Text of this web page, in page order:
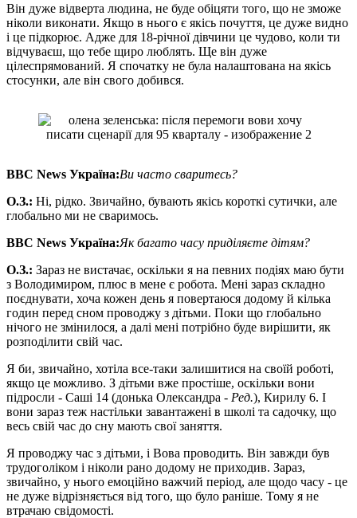
Він дуже відверта людина, не буде обіцяти того, що не зможе
ніколи виконати. Якщо в нього є якісь почуття, це дуже видно
і це підкорює. Адже для 18-річної дівчини це чудово, коли ти
відчуваєш, що тебе щиро люблять. Ще він дуже
цілеспрямований. Я спочатку не була налаштована на якісь
стосунки, але він свого добився.
BBC News Україна:Ви часто сваритесь?
О.З.: Ні, рідко. Звичайно, бувають якісь короткі сутички, але
глобально ми не сваримось.
BBC News Україна:Як багато часу приділяєте дітям?
О.З.: Зараз не вистачає, оскільки я на певних подіях маю бути
з Володимиром, плюс в мене є робота. Мені зараз складно
поєднувати, хоча кожен день я повертаюся додому й кілька
годин перед сном проводжу з дітьми. Поки що глобально
нічого не змінилося, а далі мені потрібно буде вирішити, як
розподілити свій час.
Я би, звичайно, хотіла все-таки залишитися на своїй роботі,
якщо це можливо. З дітьми вже простіше, оскільки вони
підросли - Саші 14 (донька Олександра - Ред.), Кирилу 6. І
вони зараз теж настільки завантажені в школі та садочку, що
весь свій час до сну мають свої заняття.
Я проводжу час з дітьми, і Вова проводить. Він завжди був
трудоголіком і ніколи рано додому не приходив. Зараз,
звичайно, у нього емоційно важчий період, але щодо часу - це
не дуже відрізняється від того, що було раніше. Тому я не
втрачаю свідомості.